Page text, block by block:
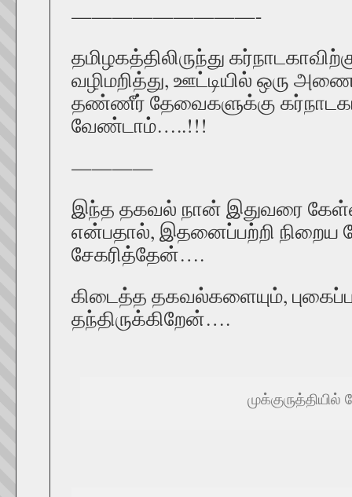
—————————-
தமிழகத்திலிருந்து
வழிமறித்து, ஊட்டியில் ஒரு
தண்ணீர் தேவைகளுக்கு
வேண்டாம்…..!!!
————
இந்த தகவல் நான் இதுவரை
என்பதால், இதனைப்பற்றி
சேகரித்தேன்….
கிடைத்த தகவல்களையும்,
தந்திருக்கிறேன்….